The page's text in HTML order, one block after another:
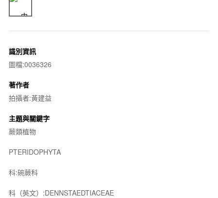
識別資訊
圖檔:0036326
著作者
拍攝者:黃建益
主題與關鍵字
蕨類植物
PTERIDOPHYTA
科:碗蕨科
科（英文）:DENNSTAEDTIACEAE